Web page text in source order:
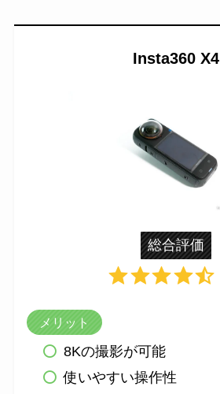
Insta360 X4
総合評価
メリット
8Kの撮影が可能
使いやすい操作性